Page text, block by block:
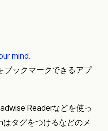
mind.
ブックマークできるアプ
Readerなどを使っ
タグをつけるなどのメ